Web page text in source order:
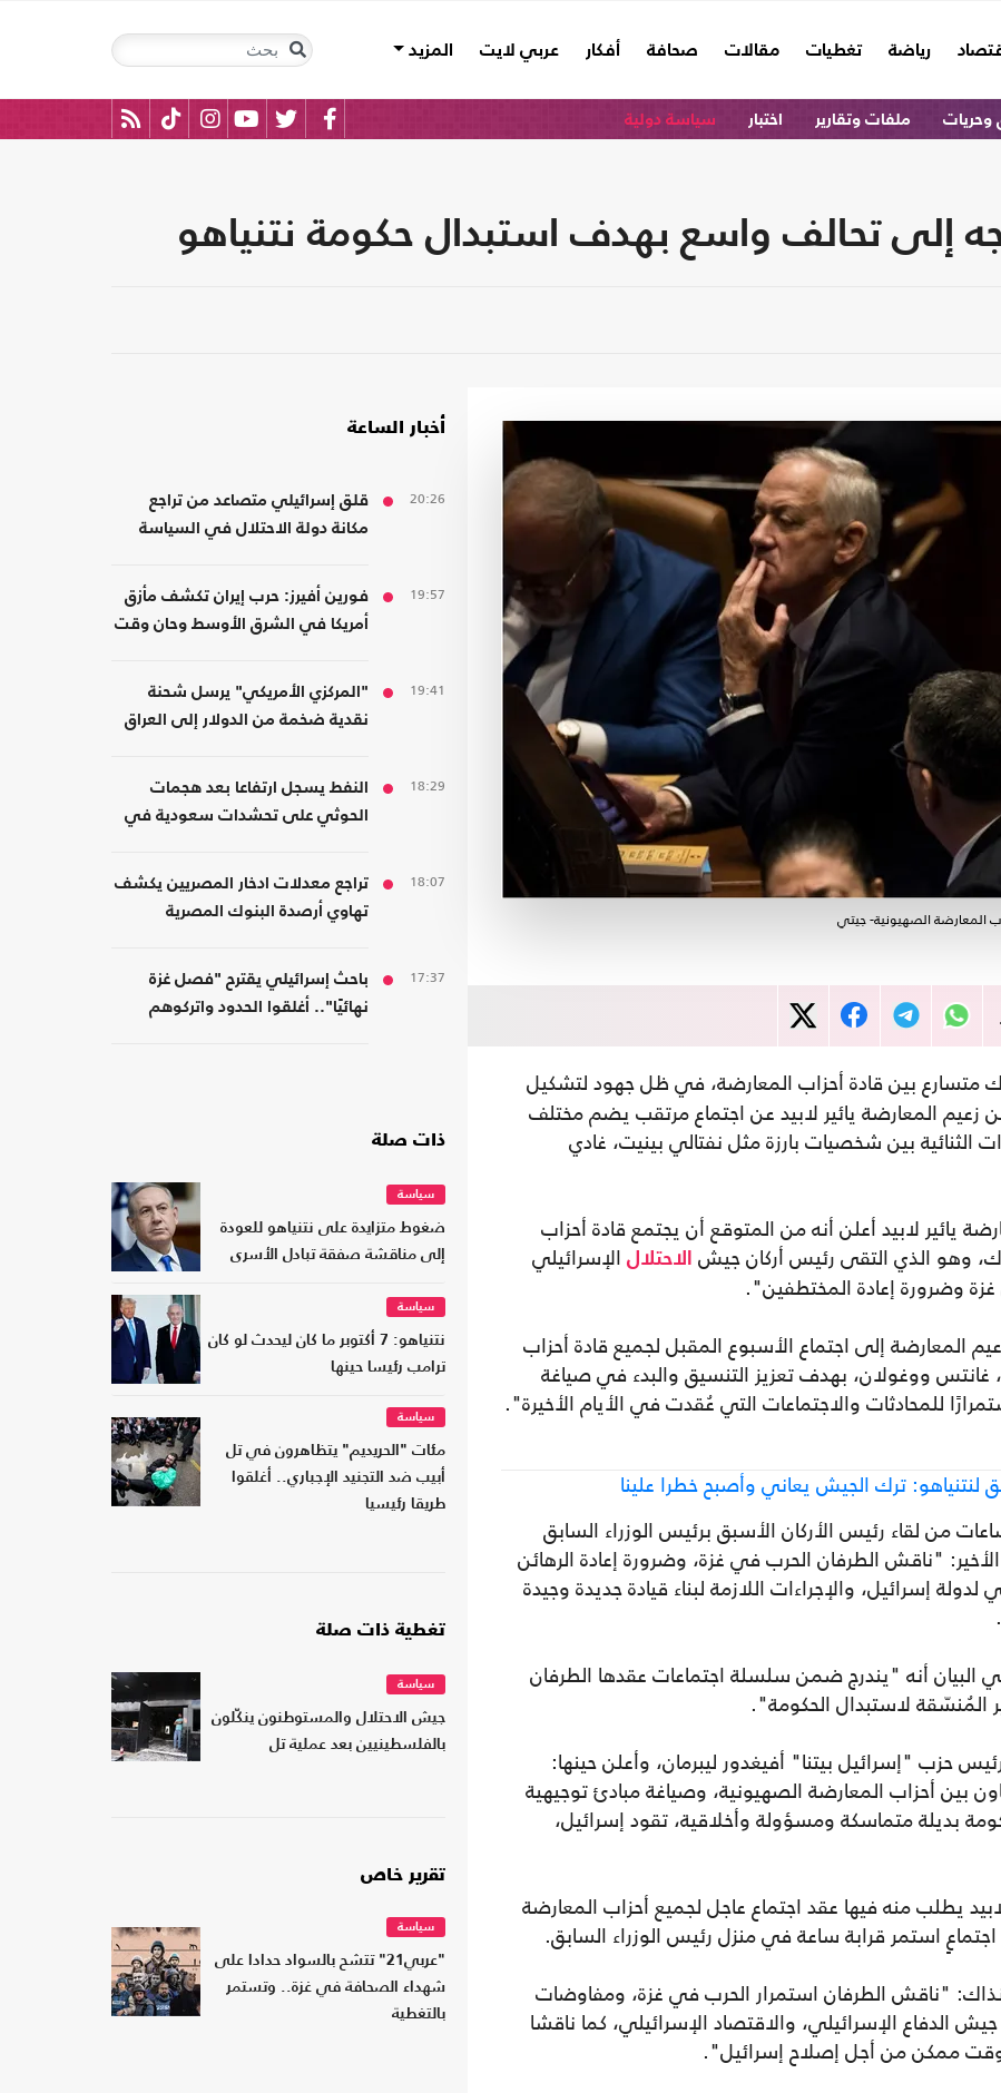
رياضة تغطيات مقالات صحافة أفكار عربي لايت المزيد
وحريات ملفات وتقارير اختبار سياسة دولية
إلى تحالف واسع بهدف استبدال حكومة نتنياهو
المعارضة الصهيونية- جيتي
متسارع بين قادة أحزاب المعارضة، في ظل جهود لتشكيل
زعيم المعارضة يائير لابيد عن اجتماع مرتقب يضم مختلف
الثنائية بين شخصيات بارزة مثل نفتالي بينيت، غادي
زعيم المعارضة يائير لابيد أعلن أنه من المتوقع أن يجتمع قادة أحزاب
وهو الذي التقى رئيس أركان جيش
الاحتلال الإسرائيلي
وضرورة إعادة المختطفين".
المعارضة إلى اجتماع الأسبوع المقبل لجميع قادة أحزاب
غانتس ووغولان، بهدف تعزيز التنسيق والبدء في صياغة
للمحادثات والاجتماعات التي عُقدت في الأيام الأخيرة".
لنتنياهو: ترك الجيش يعاني وأصبح خطرا علينا
من لقاء رئيس الأركان الأسبق برئيس الوزراء السابق
"ناقش الطرفان الحرب في غزة، وضرورة إعادة الرهائن
إسرائيل، والإجراءات اللازمة لبناء قيادة جديدة وجيدة
البيان أنه "يندرج ضمن سلسلة اجتماعات عقدها الطرفان
المُنسّقة لاستبدال الحكومة".
حزب "إسرائيل بيتنا" أفيغدور ليبرمان، وأعلن حينها:
بين أحزاب المعارضة الصهيونية، وصياغة مبادئ توجيهية
بديلة متماسكة ومسؤولة وأخلاقية، تقود إسرائيل،
يطلب منه فيها عقد اجتماع عاجل لجميع أحزاب المعارضة
استمر قرابة ساعة في منزل رئيس الوزراء السابق.
"ناقش الطرفان استمرار الحرب في غزة، ومفاوضات
الدفاع الإسرائيلي، والاقتصاد الإسرائيلي، كما ناقشا
ممكن من أجل إصلاح إسرائيل".
أخبار الساعة
20:26
قلق إسرائيلي متصاعد من تراجع
مكانة دولة الاحتلال في السياسة
19:57
فورين أفيرز: حرب إيران تكشف مأزق
أمريكا في الشرق الأوسط وحان وقت
19:41
"المركزي الأمريكي" يرسل شحنة
نقدية ضخمة من الدولار إلى العراق
18:29
النفط يسجل ارتفاعا بعد هجمات
الحوثي على تحشدات سعودية في
18:07
تراجع معدلات ادخار المصريين يكشف
تهاوي أرصدة البنوك المصرية
17:37
باحث إسرائيلي يقترح "فصل غزة
نهائيًا".. أغلقوا الحدود واتركوهم
ذات صلة
سياسة
ضغوط متزايدة على نتنياهو للعودة
إلى مناقشة صفقة تبادل الأسرى
سياسة
نتنياهو: 7 أكتوبر ما كان ليحدث لو كان
ترامب رئيسا حينها
سياسة
مئات "الحريديم" يتظاهرون في تل
أبيب ضد التجنيد الإجباري.. أغلقوا
طريقا رئيسيا
تغطية ذات صلة
سياسة
جيش الاحتلال والمستوطنون ينكّلون
بالفلسطينيين بعد عملية تل
تقرير خاص
سياسة
"عربي21" تتشح بالسواد حدادا على
شهداء الصحافة في غزة.. وتستمر
بالتغطية